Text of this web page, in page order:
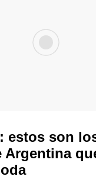
estos son
Argentina